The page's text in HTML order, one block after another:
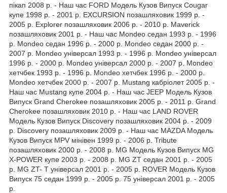
пікап 2008 р. - Наш час FORD Модель Кузов Випуск Cougar
купе 1998 р. - 2001 р. EXCURSION позашляховик 1999 р. -
2005 р. Explorer позашляховик 2006 р. - 2010 р. Maverick
позашляховик 2001 р. - Наш час Mondeo седан 1993 р. - 1996
р. Mondeo седан 1996 р. - 2000 р. Mondeo седан 2000 р. -
2007 р. Mondeo універсал 1993 р. - 1996 р. Mondeo універсал
1996 р. - 2000 р. Mondeo універсал 2000 р. - 2007 р. Mondeo
хетчбек 1993 р. - 1996 р. Mondeo хетчбек 1996 р. - 2000 р.
Mondeo хетчбек 2000 р. - 2007 р. Mustang кабріолет 2005 р. -
Наш час Mustang купе 2004 р. - Наш час JEEP Модель Кузов
Випуск Grand Cherokee позашляховик 2005 р. - 2011 р. Grand
Cherokee позашляховик 2010 р. - Наш час LAND ROVER
Модель Кузов Випуск Discovery позашляховик 2004 р. - 2009
р. Discovery позашляховик 2009 р. - Наш час MAZDA Модель
Кузов Випуск MPV мінівен 1999 р. - 2006 р. Tribute
позашляховик 2000 р. - 2008 р. MG Модель Кузов Випуск MG
X-POWER купе 2003 р. - 2008 р. MG ZT седан 2001 р. - 2005
р. MG ZT- T універсал 2001 р. - 2005 р. ROVER Модель Кузов
Випуск 75 седан 1999 р. - 2005 р. 75 універсал 2001 р. - 2005
р.